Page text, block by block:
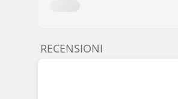
RECENSIONI